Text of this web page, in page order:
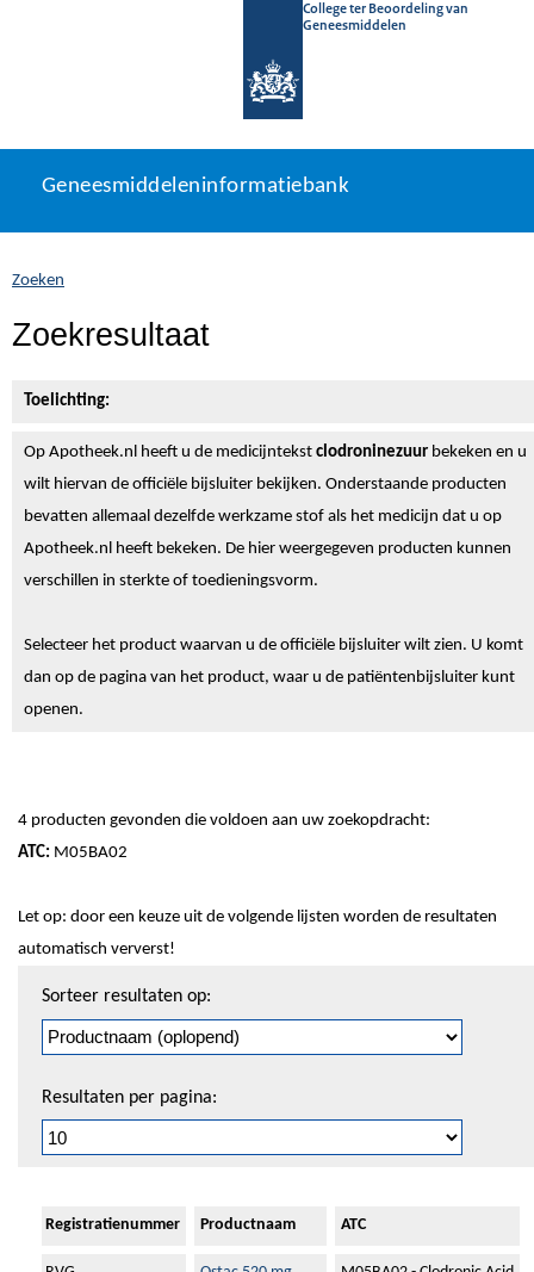
College ter Beoordeling van
Geneesmiddelen
naar
Geneesmiddeleninformatiebank
U
zich
hier:
Geneesmiddeleninformatiebank
Zoeken
Zoekresultaat
Toelichting:
Op Apotheek.nl heeft u de medicijntekst clodroninezuur bekeken en u
wilt hiervan de officiële bijsluiter bekijken. Onderstaande producten
bevatten allemaal dezelfde werkzame stof als het medicijn dat u op
Apotheek.nl heeft bekeken. De hier weergegeven producten kunnen
verschillen in sterkte of toedieningsvorm.
Selecteer het product waarvan u de officiële bijsluiter wilt zien. U komt
dan op de pagina van het product, waar u de patiëntenbijsluiter kunt
openen.
4 producten gevonden die voldoen aan uw zoekopdracht:
ATC: M05BA02
Let op: door een keuze uit de volgende lijsten worden de resultaten
automatisch ververst!
pagineren
Sorteer resultaten op:
Resultaten per pagina:
Registratienummer Productnaam ATC